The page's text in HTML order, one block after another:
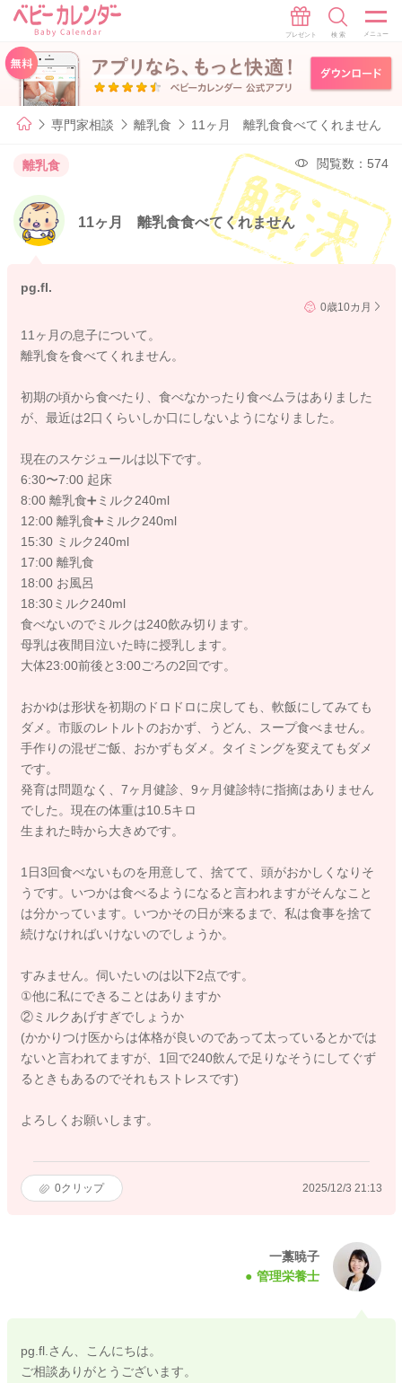
専門家相談 離乳食 11ヶ月 離乳食食べてくれません
離乳食 閲覧数：574
11ヶ月 離乳食食べてくれません
pg.fl.
0歳10カ月
11ヶ月の息子について。
離乳食を食べてくれません。
初期の頃から食べたり、食べなかったり食べムラはありました
が、最近は2口くらいしか口にしないようになりました。
現在のスケジュールは以下です。
6:30〜7:00 起床
8:00 離乳食➕ミルク240ml
12:00 離乳食➕ミルク240ml
15:30 ミルク240ml
17:00 離乳食
18:00 お風呂
18:30ミルク240ml
食べないのでミルクは240飲み切ります。
母乳は夜間目泣いた時に授乳します。
大体23:00前後と3:00ごろの2回です。
おかゆは形状を初期のドロドロに戻しても、軟飯にしてみても
ダメ。市販のレトルトのおかず、うどん、スープ食べません。
手作りの混ぜご飯、おかずもダメ。タイミングを変えてもダメ
です。
発育は問題なく、7ヶ月健診、9ヶ月健診特に指摘はありません
でした。現在の体重は10.5キロ
生まれた時から大きめです。
1日3回食べないものを用意して、捨てて、頭がおかしくなりそ
うです。いつかは食べるようになると言われますがそんなこと
は分かっています。いつかその日が来るまで、私は食事を捨て
続けなければいけないのでしょうか。
すみません。伺いたいのは以下2点です。
①他に私にできることはありますか
②ミルクあげすぎでしょうか
(かかりつけ医からは体格が良いのであって太っているとかでは
ないと言われてますが、1回で240飲んで足りなそうにしてぐず
るときもあるのでそれもストレスです)
よろしくお願いします。
0クリップ 2025/12/3 21:13
一藁暁子
管理栄養士
pg.fl.さん、こんにちは。
ご相談ありがとうございます。